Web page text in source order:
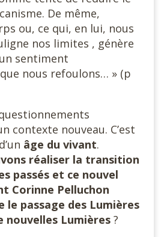
De même,
ou, ce qui, en lui, nous
nos limites , génère
sentiment
nous refoulons… » (p
contexte nouveau. C’est
âge du vivant.
réaliser la transition
passés et ce nouvel
Corinne Pelluchon
le passage des Lumières
nouvelles Lumières ?